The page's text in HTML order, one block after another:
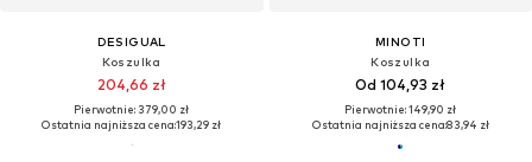
DESIGUAL
Koszulka
204,66 zł
Pierwotnie: 379,00 zł
Ostatnia najniższa cena:193,29 zł
MINOTI
Koszulka
Od 104,93 zł
Pierwotnie: 149,90 zł
Ostatnia najniższa cena:83,94 zł